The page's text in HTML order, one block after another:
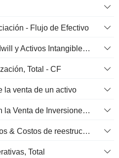
- Flujo de Efectivo
Amortización de Goodwill y Activos Intangibles - (CF) - (Específico del Modelo)
Total - CF
la venta de un activo
(Ganancia) Pérdida en la Venta de Inversiones - (CF)
Depreciación de activos & Costos de reestructuración
Total